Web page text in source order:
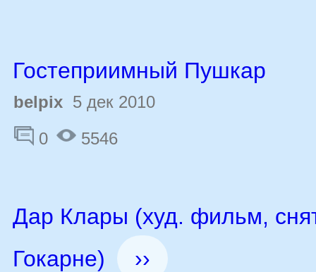
Гостеприимный Пушкар
belpix 5 дек 2010
0
5546
Дар Клары (худ. фильм,
Гокарне)
››